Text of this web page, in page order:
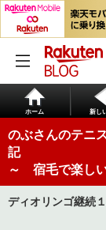
ホーム 新し
のぶさんのテニ
～ 宿毛で楽し
ディオリンゴ継